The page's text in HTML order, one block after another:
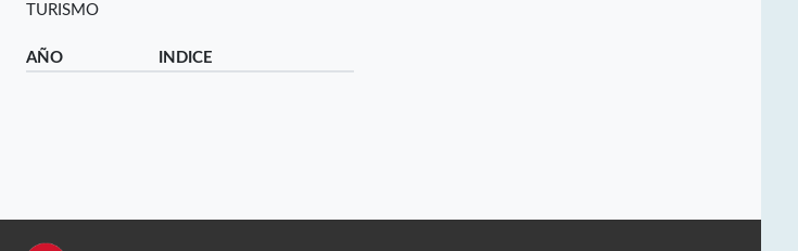
TURISMO
AÑO INDICE